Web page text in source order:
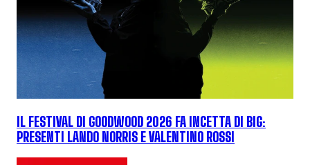
IL FESTIVAL DI GOODWOOD 2026 FA INCETTA DI BIG:
PRESENTI LANDO NORRIS E VALENTINO ROSSI